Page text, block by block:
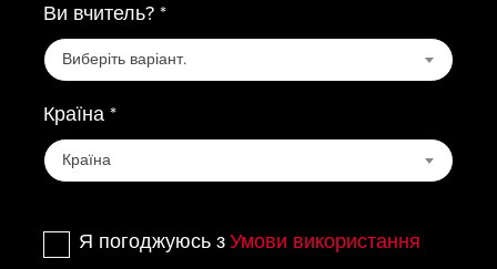
Ви вчитель? *
Виберіть варіант.
Країна *
Країна
Я погоджуюсь зУмови використання